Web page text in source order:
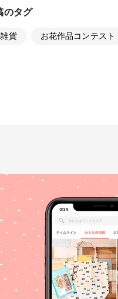
のタグ
貨 お花作品コンテスト